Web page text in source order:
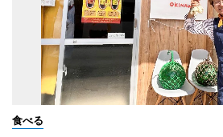
食べる